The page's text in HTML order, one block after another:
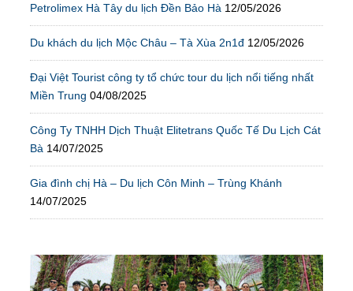
Petrolimex Hà Tây du lịch Đền Bảo Hà 12/05/2026
Du khách du lịch Mộc Châu – Tà Xùa 2n1đ 12/05/2026
Đại Việt Tourist công ty tổ chức tour du lịch nổi tiếng nhất
Miền Trung 04/08/2025
Công Ty TNHH Dịch Thuật Elitetrans Quốc Tế Du Lịch Cát
Bà 14/07/2025
Gia đình chị Hà – Du lịch Côn Minh – Trùng Khánh
14/07/2025